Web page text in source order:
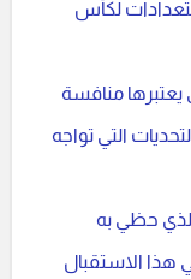
لكأس
يعتبرها منافسة
التي تواجه
حظي به
هذا الاستقبال